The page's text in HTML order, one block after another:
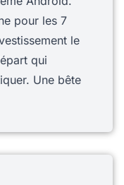
pour les 7
le
qui
Une bête